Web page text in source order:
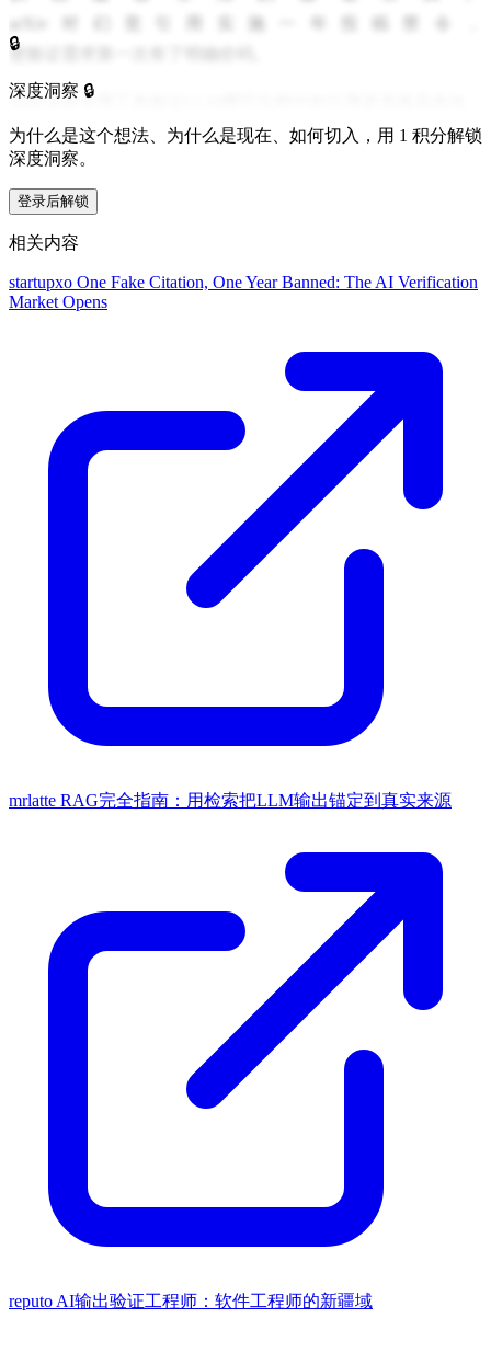
使验证需求第一次有了明确价码。
目前没有专用工具验证LLM撰写文档中的引用是否真实存在，
研究者、律师、工程师只能逐条手动核对，或干脆不核对。
使过去成本模糊的「AI输出验证」第一次有了量化的价码。
🔒
深度洞察 🔒
为什么是这个想法、为什么是现在、如何切入，用 1 积分解锁
深度洞察。
登录后解锁
相关内容
startupxo One Fake Citation, One Year Banned: The AI Verification
Market Opens
mrlatte RAG完全指南：用检索把LLM输出锚定到真实来源
reputo AI输出验证工程师：软件工程师的新疆域